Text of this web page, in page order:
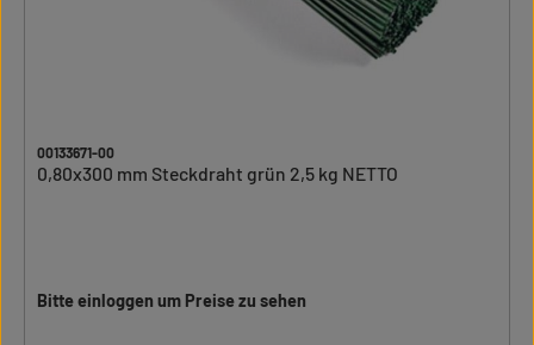
00133671-00
0,80x300 mm Steckdraht grün 2,5 kg NETTO
Bitte einloggen um Preise zu sehen